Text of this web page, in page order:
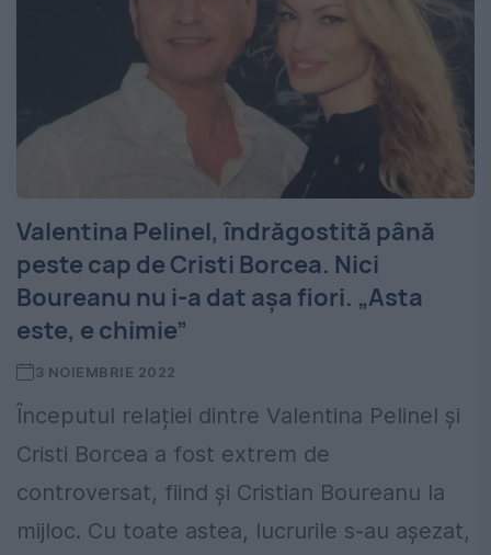
Valentina Pelinel, îndrăgostită până
peste cap de Cristi Borcea. Nici
Boureanu nu i-a dat așa fiori. „Asta
este, e chimie”
3 NOIEMBRIE 2022
Începutul relației dintre Valentina Pelinel și
Cristi Borcea a fost extrem de
controversat, fiind și Cristian Boureanu la
mijloc. Cu toate astea, lucrurile s-au așezat,